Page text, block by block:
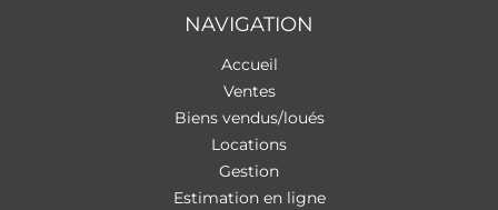
NAVIGATION
Accueil
Ventes
Biens vendus/loués
Locations
Gestion
Estimation en ligne